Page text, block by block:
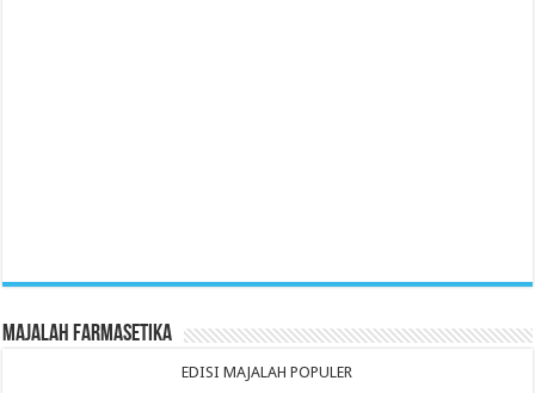
Majalah Farmasetika
EDISI MAJALAH POPULER